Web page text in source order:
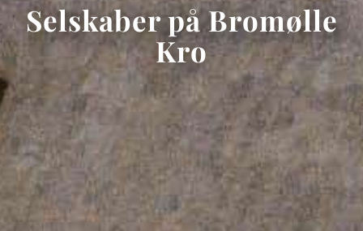
Selskaber på Bromølle
Kro